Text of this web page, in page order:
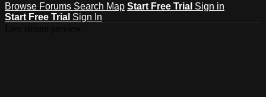
Browse Forums Search Map Start Free Trial Sign in
Start Free Trial Sign In